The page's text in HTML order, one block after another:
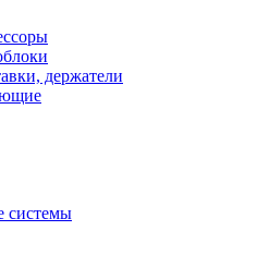
держатели
системы